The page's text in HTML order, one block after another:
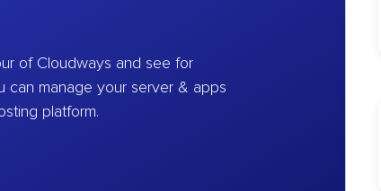
of Cloudways and see for
can manage your server & apps
platform.